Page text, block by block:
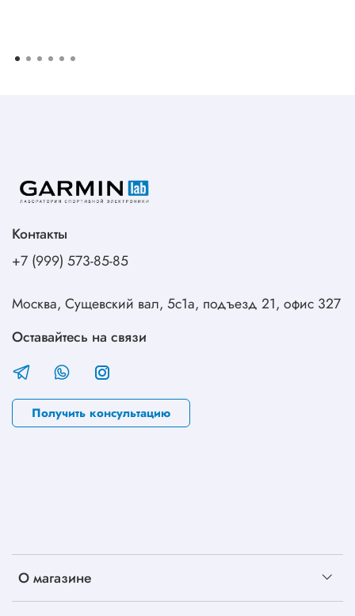
О магазине
Контакты
+7 (999) 573-85-85
Москва, Сущевский вал, 5с1а, подъезд 21, офис 327
Оставайтесь на связи
Получить консультацию